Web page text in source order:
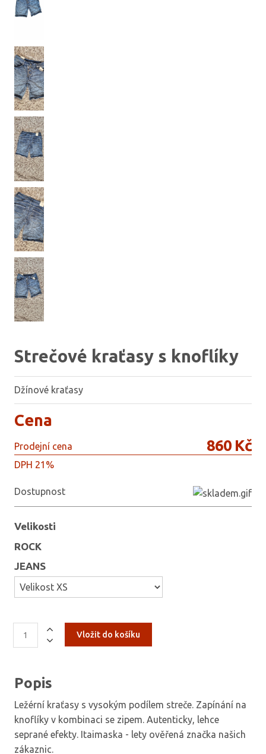
Strečové kraťasy s knoflíky
Džínové kraťasy
Cena
Prodejní cena 860 Kč
DPH 21%
Dostupnost
Velikosti
ROCK
JEANS
Popis
Ležérní kraťasy s vysokým podílem streče. Zapínání na
knoflíky v kombinaci se zipem. Autenticky, lehce
seprané efekty. Itaimaska - lety ověřená značka našich
zákaznic.